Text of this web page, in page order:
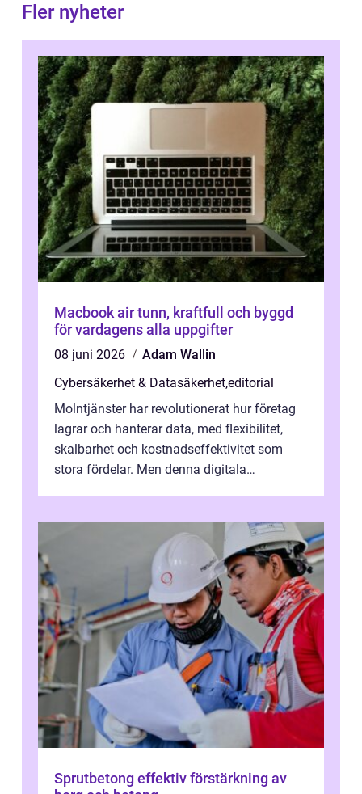
Fler nyheter
Macbook air tunn, kraftfull och byggd
för vardagens alla uppgifter
08 juni 2026
Adam Wallin
Cybersäkerhet & Datasäkerhet,editorial
Molntjänster har revolutionerat hur företag
lagrar och hanterar data, med flexibilitet,
skalbarhet och kostnadseffektivitet som
stora fördelar. Men denna digitala
Sprutbetong effektiv förstärkning av